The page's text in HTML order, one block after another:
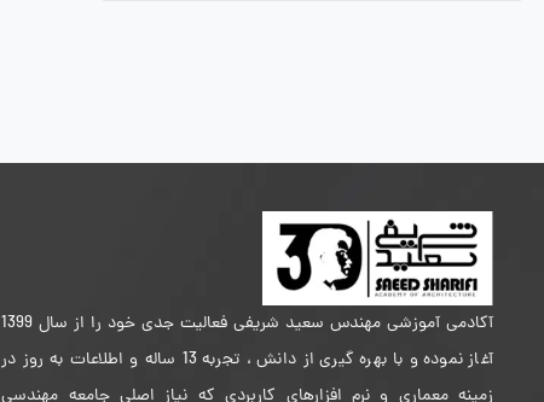
آکادمی آموزشی مهندس سعید شریفی فعالیت جدی خود را از سال 1399
آغاز نموده و با بهره گیری از دانش ، تجربه 13 ساله و اطلاعات به روز در
زمینه معماری و نرم افزارهای کاربردی که نیاز اصلی جامعه مهندسی